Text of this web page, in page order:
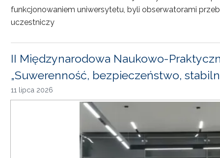
funkcjonowaniem uniwersytetu, byli obserwatorami
uczestniczy
II Międzynarodowa Naukowo-
„Suwerenność, bezpieczeństwo,
11 lipca 2026